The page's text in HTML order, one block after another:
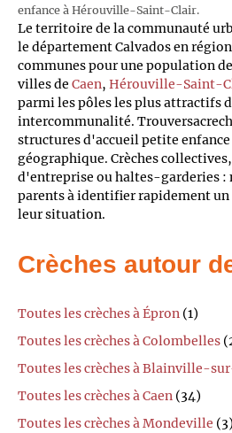
enfance à Hérouville-Saint-Clair.
Le territoire de la communauté
le département Calvados en
communes pour une population
villes de Caen, Hérouville-Saint-
parmi les pôles les plus attractifs
intercommunalité.
structures d'accueil petite
géographique. Crèches
d'entreprise ou haltes-garderies :
parents à identifier rapidement un
leur situation.
Crèches autour
Toutes les crèches à Épron (1)
Toutes les crèches à Colombelles
Toutes les crèches à Blainville-
Toutes les crèches à Caen (34)
Toutes les crèches à Mondeville (3)